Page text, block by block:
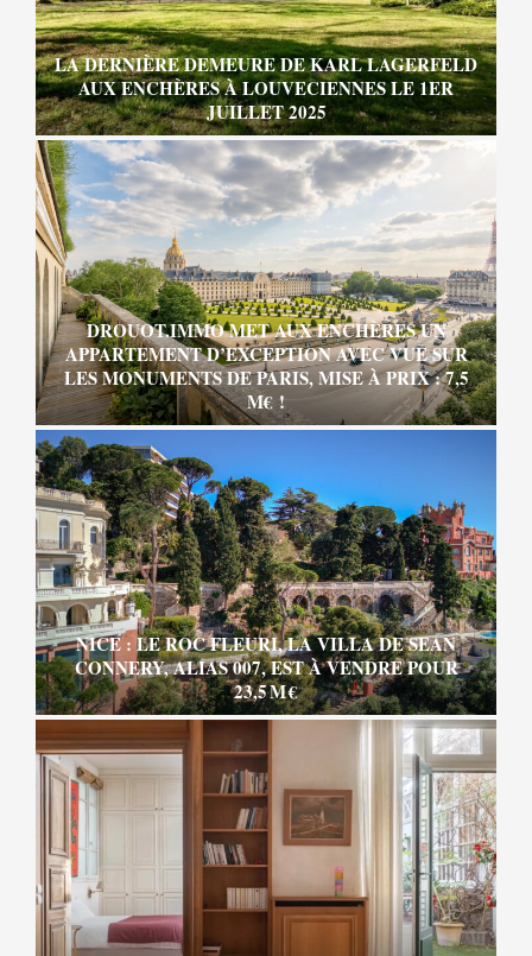
LA DERNIÈRE DEMEURE DE KARL LAGERFELD
AUX ENCHÈRES À LOUVECIENNES LE 1ER
JUILLET 2025
DROUOT.IMMO MET AUX ENCHÈRES UN
APPARTEMENT D’EXCEPTION AVEC VUE SUR
LES MONUMENTS DE PARIS, MISE À PRIX : 7,5
M€ !
NICE : LE ROC FLEURI, LA VILLA DE SEAN
CONNERY, ALIAS 007, EST À VENDRE POUR
23,5 M €